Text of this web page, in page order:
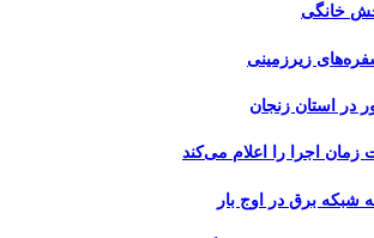
خانگی
زیرزمینی
در استان زنجان
زمان اجرا را اعلام می‌کند